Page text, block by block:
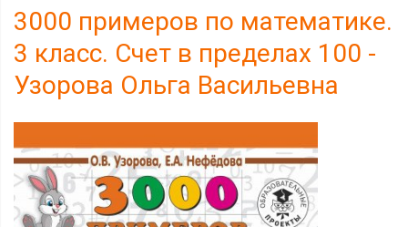
3000 примеров по математике.
3 класс. Счет в пределах 100 -
Узорова Ольга Васильевна